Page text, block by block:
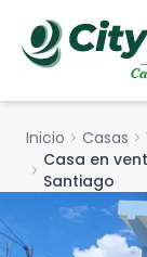
Inicio chevron_right Casas chevron_right
chevron_right Casa en
Santiago